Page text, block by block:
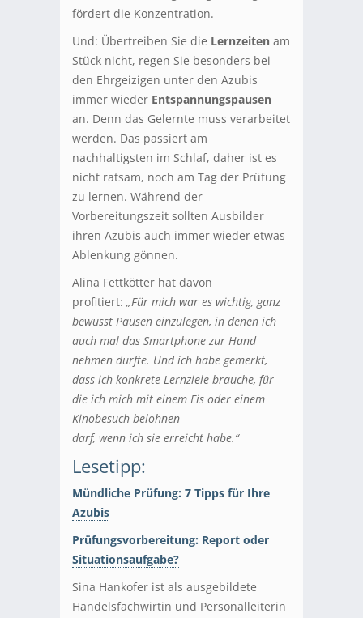
fördert die Konzentration.
Und: Übertreiben Sie die Lernzeiten am
Stück nicht, regen Sie besonders bei
den Ehrgeizigen unter den Azubis
immer wieder Entspannungspausen
an. Denn das Gelernte muss verarbeitet
werden. Das passiert am
nachhaltigsten im Schlaf, daher ist es
nicht ratsam, noch am Tag der Prüfung
zu lernen. Während der
Vorbereitungszeit sollten Ausbilder
ihren Azubis auch immer wieder etwas
Ablenkung gönnen.
Alina Fettkötter hat davon
profitiert: „Für mich war es wichtig, ganz
bewusst Pausen einzulegen, in denen ich
auch mal das Smartphone zur Hand
nehmen durfte. Und ich habe gemerkt,
dass ich konkrete Lernziele brauche, für
die ich mich mit einem Eis oder einem
Kinobesuch belohnen
darf, wenn ich sie erreicht habe.“
Lesetipp:
Mündliche Prüfung: 7 Tipps für Ihre
Azubis
Prüfungsvorbereitung: Report oder
Situationsaufgabe?
Sina Hankofer ist als ausgebildete
Handelsfachwirtin und Personalleiterin